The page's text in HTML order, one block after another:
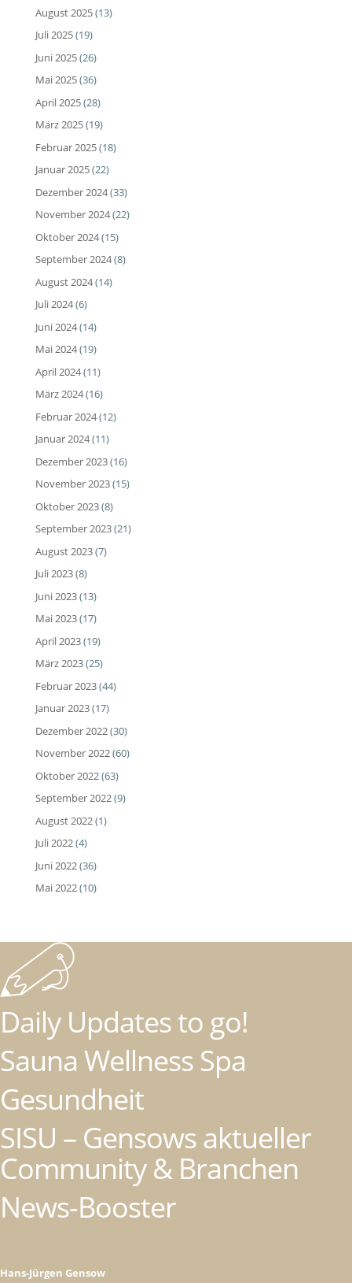
August 2025(13)
Juli 2025(19)
Juni 2025(26)
Mai 2025(36)
April 2025(28)
März 2025(19)
Februar 2025(18)
Januar 2025(22)
Dezember 2024(33)
November 2024(22)
Oktober 2024(15)
September 2024(8)
August 2024(14)
Juli 2024(6)
Juni 2024(14)
Mai 2024(19)
April 2024(11)
März 2024(16)
Februar 2024(12)
Januar 2024(11)
Dezember 2023(16)
November 2023(15)
Oktober 2023(8)
September 2023(21)
August 2023(7)
Juli 2023(8)
Juni 2023(13)
Mai 2023(17)
April 2023(19)
März 2023(25)
Februar 2023(44)
Januar 2023(17)
Dezember 2022(30)
November 2022(60)
Oktober 2022(63)
September 2022(9)
August 2022(1)
Juli 2022(4)
Juni 2022(36)
Mai 2022(10)
Daily Updates to go!
Sauna Wellness Spa
Gesundheit
SISU – Gensows aktueller
Community & Branchen
News-Booster
Hans-Jürgen Gensow